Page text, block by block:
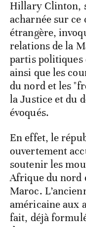
Hillary Clinton,
acharnée sur
étrangère,
relations de la
partis politiques
ainsi que les
du nord et les
la Justice et du
évoqués.
En effet, le
ouvertement
soutenir les
Afrique du nord
Maroc.
américaine aux
fait, déjà